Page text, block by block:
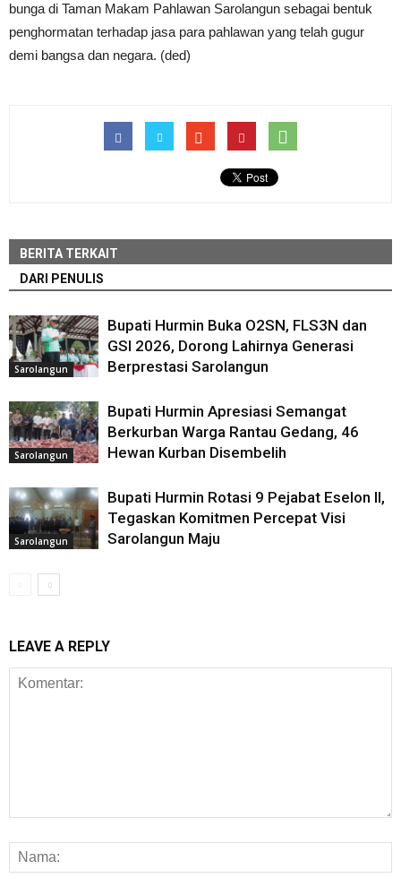
bunga di Taman Makam Pahlawan Sarolangun sebagai bentuk
penghormatan terhadap jasa para pahlawan yang telah gugur
demi bangsa dan negara. (ded)
BERITA TERKAIT
DARI PENULIS
Sarolangun
Bupati Hurmin Buka O2SN, FLS3N dan
GSI 2026, Dorong Lahirnya Generasi
Berprestasi Sarolangun
Sarolangun
Bupati Hurmin Apresiasi Semangat
Berkurban Warga Rantau Gedang, 46
Hewan Kurban Disembelih
Sarolangun
Bupati Hurmin Rotasi 9 Pejabat Eselon II,
Tegaskan Komitmen Percepat Visi
Sarolangun Maju
LEAVE A REPLY